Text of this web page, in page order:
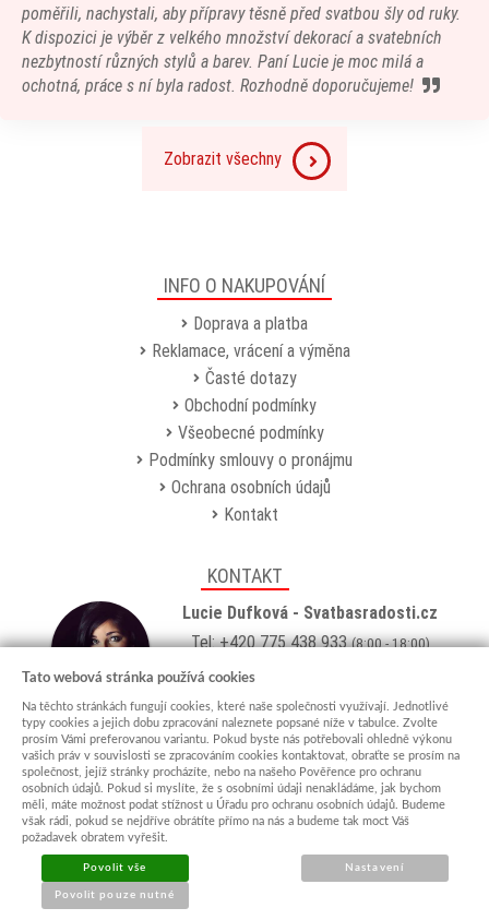
poměřili, nachystali, aby přípravy těsně před svatbou šly od ruky.
K dispozici je výběr z velkého množství dekorací a svatebních
nezbytností různých stylů a barev. Paní Lucie je moc milá a
ochotná, práce s ní byla radost. Rozhodně doporučujeme!
Zobrazit všechny
INFO O NAKUPOVÁNÍ
Doprava a platba
Reklamace, vrácení a výměna
Časté dotazy
Obchodní podmínky
Všeobecné podmínky
Podmínky smlouvy o pronájmu
Ochrana osobních údajů
Kontakt
KONTAKT
Lucie Dufková - Svatbasradosti.cz
Tel: +420 775 438 933(8:00 - 18:00)
Email:
Showroom
Jungmannova 627, Kyjov 69701
Po-Pá: po domluvě (více info)
© 2015 - 2026 svatbasradosti.cz
Tato webová stránka používá cookies
Na těchto stránkách fungují cookies, které naše společnosti využívají. Jednotlivé
typy cookies a jejich dobu zpracování naleznete popsané níže v tabulce. Zvolte
prosím Vámi preferovanou variantu. Pokud byste nás potřebovali ohledně výkonu
vašich práv v souvislosti se zpracováním cookies kontaktovat, obraťte se prosím na
společnost, jejíž stránky procházíte, nebo na našeho Pověřence pro ochranu
osobních údajů. Pokud si myslíte, že s osobními údaji nenakládáme, jak bychom
měli, máte možnost podat stížnost u Úřadu pro ochranu osobních údajů. Budeme
však rádi, pokud se nejdříve obrátíte přímo na nás a budeme tak moct Váš
požadavek obratem vyřešit.
Povolit vše
Povolit pouze nutné
Nastavení